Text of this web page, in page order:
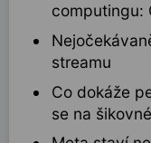
computingu:
streamu
Co dokáže
se na